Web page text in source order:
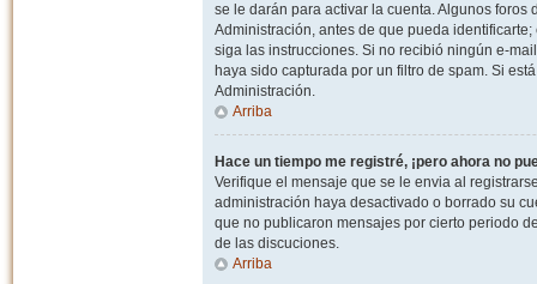
se le darán para activar la cuenta. Algunos
Administración, antes de que pueda
siga las instrucciones. Si no recibió ningún e-
haya sido capturada por un filtro de spam. Si
Administración.
Arriba
Hace un tiempo me registré, ¡pero ahora no
Verifique el mensaje que se le envia al
administración haya desactivado o borrado su
que no publicaron mensajes por cierto periodo
de las discuciones.
Arriba